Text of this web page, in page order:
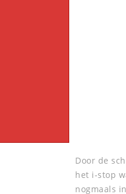
Door de
het i-stop
nogmaals